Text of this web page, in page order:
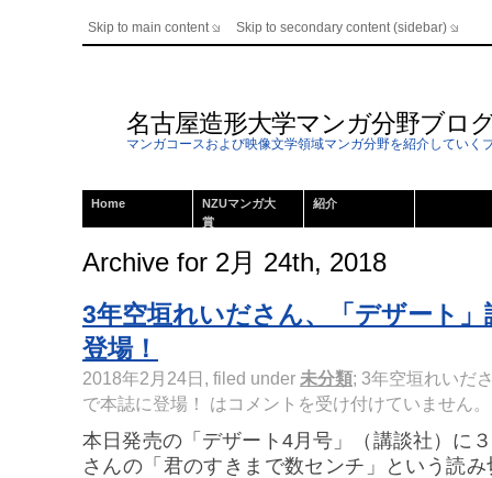
Skip to main content Skip to secondary content (sidebar)
名古屋造形大学マンガ分野ブロ
マンガコースおよび映像文学領域マンガ分野を紹介していく
Home
NZUマンガ大
賞
紹介
Archive for 2月 24th, 2018
3年空垣れいださん、「デザート
登場！
2018年2月24日, filed under 未分類; 3年空垣れいだ
で本誌に登場！ はコメントを受け付けていません。
本日発売の「デザート4月号」（講談社）に
さんの「君のすきまで数センチ」という読